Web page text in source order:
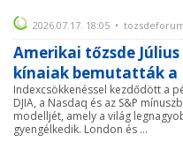
2026.07.17. 18:05 •
Amerikai tőzsde
kínaiak bemutatták a
Indexcsökkenéssel kezdődött a
DJIA, a Nasdaq és az S&P
modelljét, amely a világ
gyengélkedik. London és ...